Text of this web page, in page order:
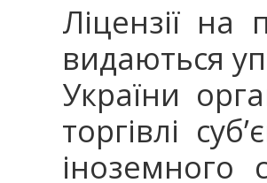
Ліцензії на
видаються
України
торгівлі
іноземного